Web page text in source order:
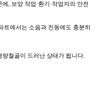
, 보양 작업·환기·작업자의 안전
트에서는 소음과 진동에도 충분히
철골이 드러난 상태가 됩니다.